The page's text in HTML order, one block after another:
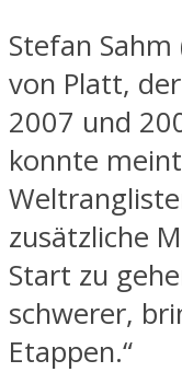
Stefan
von Platt,
2007 und
konnte
zusätzliche
Start zu
schwerer,
Etappen.“